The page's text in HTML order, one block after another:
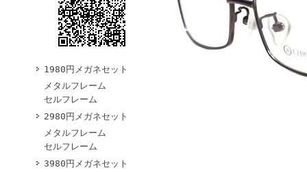
1980円メガネセット
メタルフレーム
セルフレーム
2980円メガネセット
メタルフレーム
セルフレーム
3980円メガネセット